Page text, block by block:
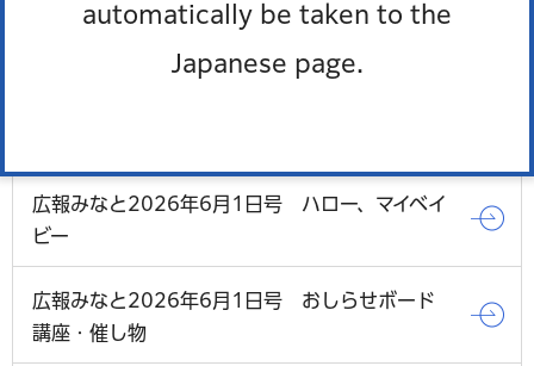
automatically be taken to the
Japanese page.
広報みなと2026年6月1日号 ハロー、マイベイ
ビー
広報みなと2026年6月1日号 おしらせボード
講座・催し物